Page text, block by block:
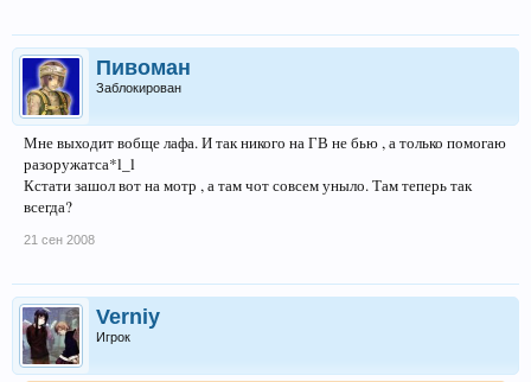
Пивоман
Заблокирован
Мне выходит вобще лафа. И так никого на ГВ не бью , а только помогаю
разоружатса*l_l
Кстати зашол вот на мотр , а там чот совсем уныло. Там теперь так
всегда?
21 сен 2008
Verniy
Игрок